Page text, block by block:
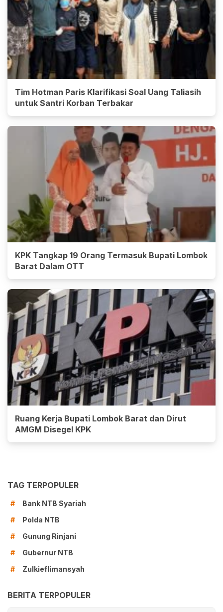
Tim Hotman Paris Klarifikasi Soal Uang Taliasih
untuk Santri Korban Terbakar
KPK Tangkap 19 Orang Termasuk Bupati Lombok
Barat Dalam OTT
Ruang Kerja Bupati Lombok Barat dan Dirut
AMGM Disegel KPK
TAG TERPOPULER
#
Bank NTB Syariah
#
Polda NTB
#
Gunung Rinjani
#
Gubernur NTB
#
Zulkieflimansyah
BERITA TERPOPULER